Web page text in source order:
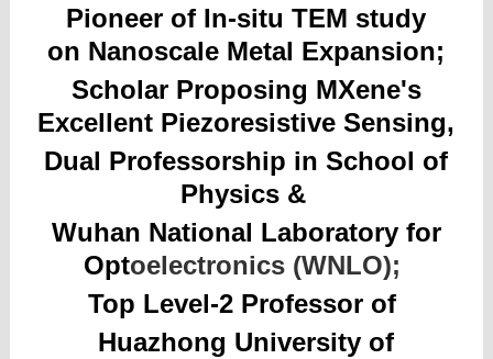
Pioneer of In-situ TEM study
on Nanoscale Metal Expansion;
Scholar Proposing MXene's
Excellent Piezoresistive Sensing,
Dual Professorship in School of
Physics &
Wuhan National Laboratory for
Optoelectronics (WNLO);
Top Level-2 Professor of
Huazhong University of